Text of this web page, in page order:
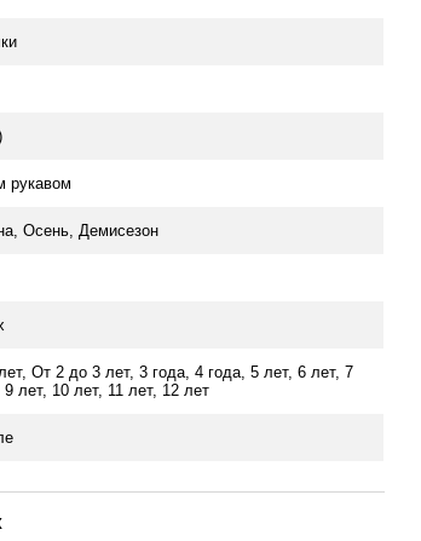
рукавом
,Осень,Демисезон
,От 2 до 3 лет,3 года,4 года,5 лет,6 лет,7
9 лет, 10 лет, 11 лет, 12 лет